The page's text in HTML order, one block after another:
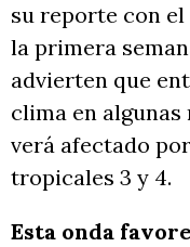
su reporte con
la primera
advierten que
clima en algunas
verá afectado
tropicales 3 y 4.
Esta onda